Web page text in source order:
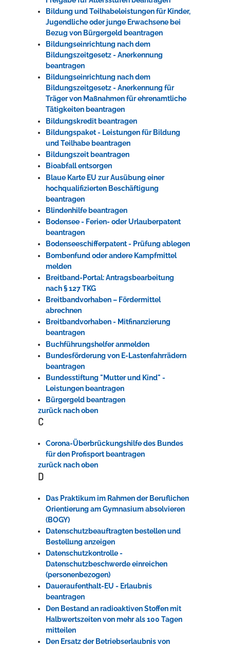
Bildung und Teilhabeleistungen für Kinder,
Jugendliche oder junge Erwachsene bei
Bezug von Bürgergeld beantragen
Bildungseinrichtung nach dem
Bildungszeitgesetz - Anerkennung
beantragen
Bildungseinrichtung nach dem
Bildungszeitgesetz - Anerkennung für
Träger von Maßnahmen für ehrenamtliche
Tätigkeiten beantragen
Bildungskredit beantragen
Bildungspaket - Leistungen für Bildung
und Teilhabe beantragen
Bildungszeit beantragen
Bioabfall entsorgen
Blaue Karte EU zur Ausübung einer
hochqualifizierten Beschäftigung
beantragen
Blindenhilfe beantragen
Bodensee - Ferien- oder Urlauberpatent
beantragen
Bodenseeschifferpatent - Prüfung ablegen
Bombenfund oder andere Kampfmittel
melden
Breitband-Portal: Antragsbearbeitung
nach § 127 TKG
Breitbandvorhaben – Fördermittel
abrechnen
Breitbandvorhaben - Mitfinanzierung
beantragen
Buchführungshelfer anmelden
Bundesförderung von E-Lastenfahrrädern
beantragen
Bundesstiftung "Mutter und Kind" -
Leistungen beantragen
Bürgergeld beantragen
zurück nach oben
C
Corona-Überbrückungshilfe des Bundes
für den Profisport beantragen
zurück nach oben
D
Das Praktikum im Rahmen der Beruflichen
Orientierung am Gymnasium absolvieren
(BOGY)
Datenschutzbeauftragten bestellen und
Bestellung anzeigen
Datenschutzkontrolle -
Datenschutzbeschwerde einreichen
(personenbezogen)
Daueraufenthalt-EU - Erlaubnis
beantragen
Den Bestand an radioaktiven Stoffen mit
Halbwertszeiten von mehr als 100 Tagen
mitteilen
Den Ersatz der Betriebserlaubnis von